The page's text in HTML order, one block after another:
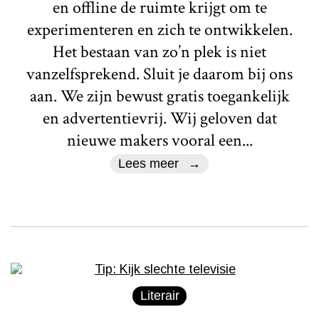
en offline de ruimte krijgt om te
experimenteren en zich te ontwikkelen.
Het bestaan van zo’n plek is niet
vanzelfsprekend. Sluit je daarom bij ons
aan. We zijn bewust gratis toegankelijk
en advertentievrij. Wij geloven dat
nieuwe makers vooral een...
Lees meer
Literair